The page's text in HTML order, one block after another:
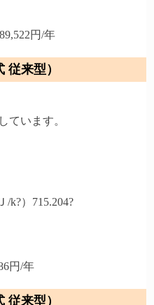
円/年
来型）
ています。
/k?）715.204?
円/年
来型）